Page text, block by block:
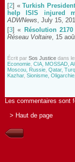
[2] «Turkish
help ISIS injured
ADWNews, July 15,
[3] « Résolution
Réseau Voltaire, 15
Écrit par Sos Justice dans
Economie CIA, MOSSAD,
Moscou, Russie Qatar,
Kazhar, Sionisme,
Les commentaires sont
> Haut de page